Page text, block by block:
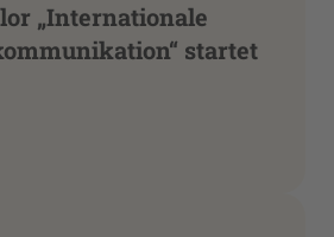
„Internationale
startet